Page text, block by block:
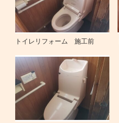
トイレリフォーム 施工前